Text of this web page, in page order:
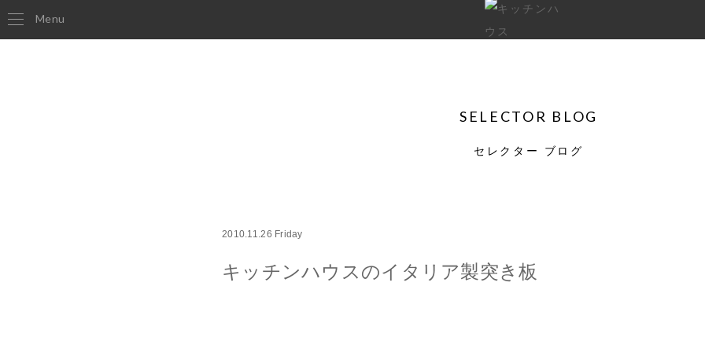
Menu
SELECTOR BLOG
セレクター ブログ
2010.11.26 Friday
キッチンハウスのイタリア製突き板